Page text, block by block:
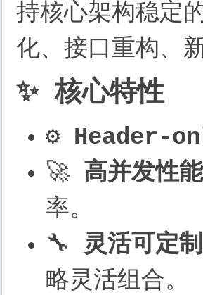
持核心架构稳定
化、接口重构、
✨ 核心特性
⚙️ Header-
🚀 高并发性能
率。
🔧灵活可定制
略灵活组合。